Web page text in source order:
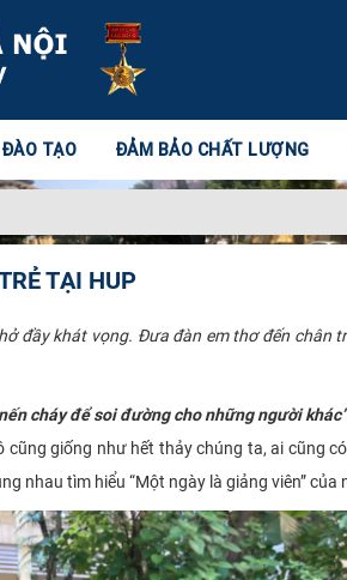
ĐÀO TẠO ĐẢM BẢO CHẤT LƯỢNG
TẠI HUP
đầy khát vọng. Đưa đàn em thơ đến chân
cháy để soi đường cho những người
giống như hết thảy chúng ta, ai cũng
nhau tìm hiểu “Một ngày là giảng viên”